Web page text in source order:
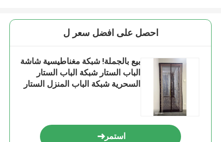
احصل على افضل سعر ل
بيع بالجملة! شبكة مغناطيسية شاشة
الباب الستار شبكة الباب الستار
السحرية شبكة الباب المنزل الستار
استمر